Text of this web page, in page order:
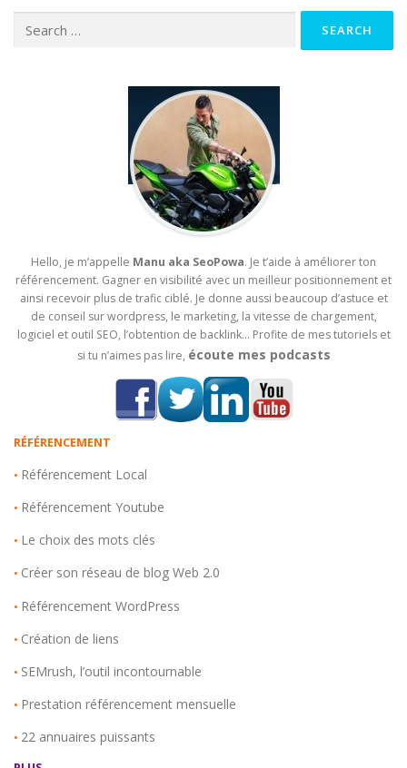
Hello, je m’appelle Manu aka SeoPowa. Je t’aide à améliorer ton
référencement. Gagner en visibilité avec un meilleur positionnement et
ainsi recevoir plus de trafic ciblé. Je donne aussi beaucoup d’astuce et
de conseil sur wordpress, le marketing, la vitesse de chargement,
logiciel et outil SEO, l’obtention de backlink… Profite de mes tutoriels et
si tu n’aimes pas lire, écoute mes podcasts
RÉFÉRENCEMENT
• Référencement Local
• Référencement Youtube
• Le choix des mots clés
• Créer son réseau de blog Web 2.0
• Référencement WordPress
• Création de liens
• SEMrush, l’outil incontournable
• Prestation référencement mensuelle
• 22 annuaires puissants